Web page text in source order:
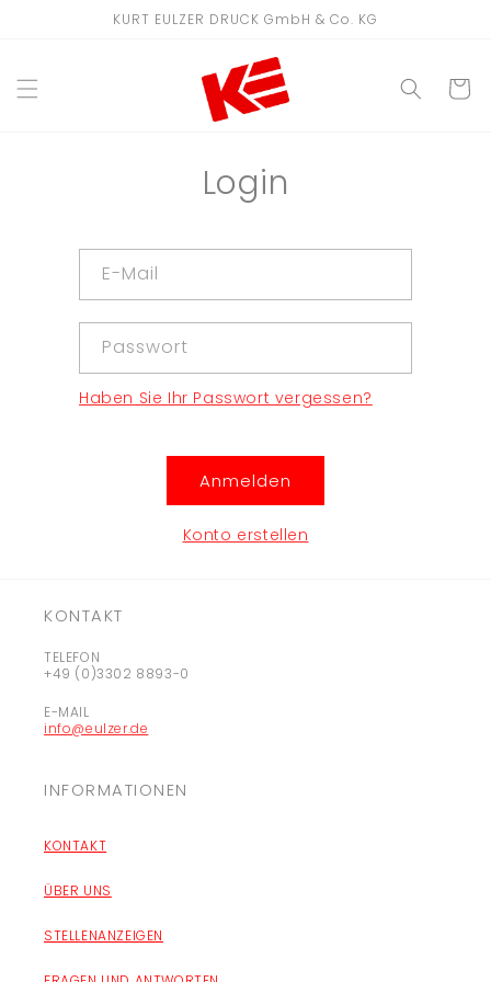
KURT EULZER DRUCK GmbH & Co. KG
Login
E-Mail
Passwort
Haben Sie Ihr Passwort vergessen?
Anmelden
Konto erstellen
KONTAKT
TELEFON
+49 (0)3302 8893-0
E-MAIL
info@eulzer.de
INFORMATIONEN
KONTAKT
ÜBER UNS
STELLENANZEIGEN